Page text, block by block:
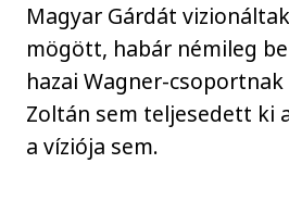
Magyar Gárdát
mögött, habár némileg
hazai Wagner-csoportnak
Zoltán sem teljesedett ki
a víziója sem.